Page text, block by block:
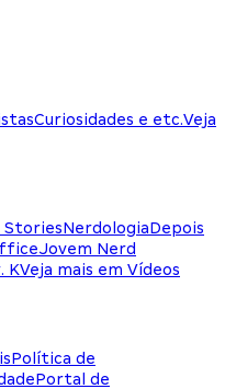
Curiosidades e etc.Veja
StoriesNerdologiaDepois
Jovem Nerd
KVeja mais em Vídeos
Política de
Portal de